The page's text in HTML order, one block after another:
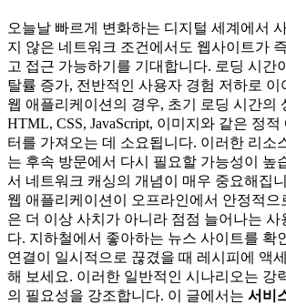
오늘날 빠르게 변화하는 디지털 세계에서
지 않은 네트워크 조건에서도 웹사이트가
고 접근 가능하기를 기대합니다. 로딩 시간
탈률 증가, 전반적인 사용자 경험 저하로 이
웹 애플리케이션의 경우, 초기 로딩 시간의
HTML, CSS, JavaScript, 이미지와 같은 정적
터를 가져오는 데 소요됩니다. 이러한 리소
는 후속 방문에서 다시 필요할 가능성이 높
서 네트워크 캐싱의 개념이 매우 중요해집
웹 애플리케이션이 오프라인에서 안정적으
은 더 이상 사치가 아니라 점점 늘어나는 사
다. 지하철에서 좋아하는 뉴스 사이트를 확
연결이 일시적으로 끊겼을 때 레시피에 액
해 보세요. 이러한 일반적인 시나리오는 강
의 필요성을 강조합니다. 이 글에서는 서비